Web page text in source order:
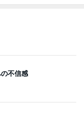
不信感
肉魚